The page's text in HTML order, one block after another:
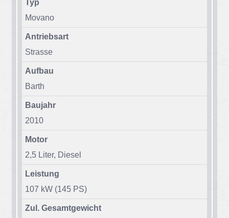
Typ
Mo­va­no
Antriebsart
Stras­se
Aufbau
Barth
Baujahr
2010
Motor
2,5 Li­ter, Die­sel
Leistung
107 kW (145 PS)
Zul. Gesamtgewicht